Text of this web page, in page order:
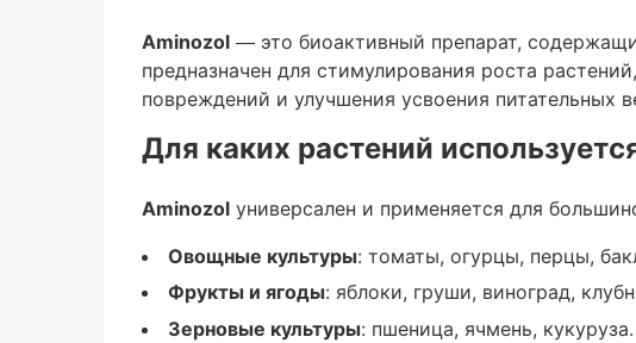
Овощные культуры
: томаты, огурцы, перцы, баклажаны, картофель.
Фрукты и ягоды
: яблоки, груши, виноград, клубника, черника.
Aminozol — это биоактивный препарат,
предназначен для стимулирования роста
повреждений и улучшения усвоения питательных
Для каких растений
Aminozol универсален и применяется для
Овощные культуры: томаты, огурцы, перцы,
Фрукты и ягоды: яблоки, груши, виноград,
Зерновые культуры: пшеница, ячмень, кукуруза.